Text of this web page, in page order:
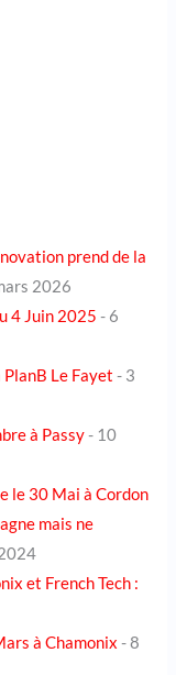
prend de la
2026
4 Juin 2025 - 6
Le Fayet - 3
à Passy- 10
le 30 Mai à Cordon
mais ne
et French Tech :
à Chamonix - 8